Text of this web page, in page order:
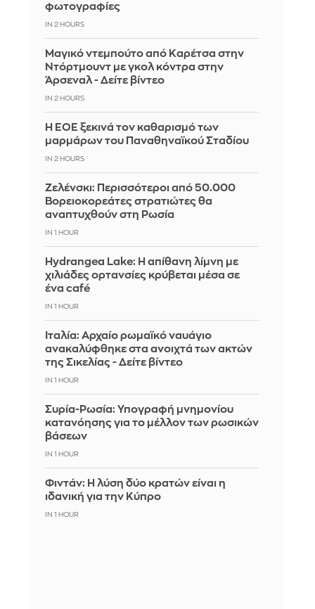
φωτογραφίες
IN 2 HOURS
Μαγικό ντεμπούτο από Καρέτσα στην
Ντόρτμουντ με γκολ κόντρα στην
Άρσεναλ - Δείτε βίντεο
IN 2 HOURS
Η ΕΟΕ ξεκινά τον καθαρισμό των
μαρμάρων του Παναθηναϊκού Σταδίου
IN 2 HOURS
Ζελένσκι: Περισσότεροι από 50.000
Βορειοκορεάτες στρατιώτες θα
αναπτυχθούν στη Ρωσία
IN 1 HOUR
Hydrangea Lake: Η απίθανη λίμνη με
χιλιάδες ορτανσίες κρύβεται μέσα σε
ένα café
IN 1 HOUR
Ιταλία: Αρχαίο ρωμαϊκό ναυάγιο
ανακαλύφθηκε στα ανοιχτά των ακτών
της Σικελίας - Δείτε βίντεο
IN 1 HOUR
Συρία-Ρωσία: Υπογραφή μνημονίου
κατανόησης για το μέλλον των ρωσικών
βάσεων
IN 1 HOUR
Φιντάν: Η λύση δύο κρατών είναι η
ιδανική για την Κύπρο
IN 1 HOUR